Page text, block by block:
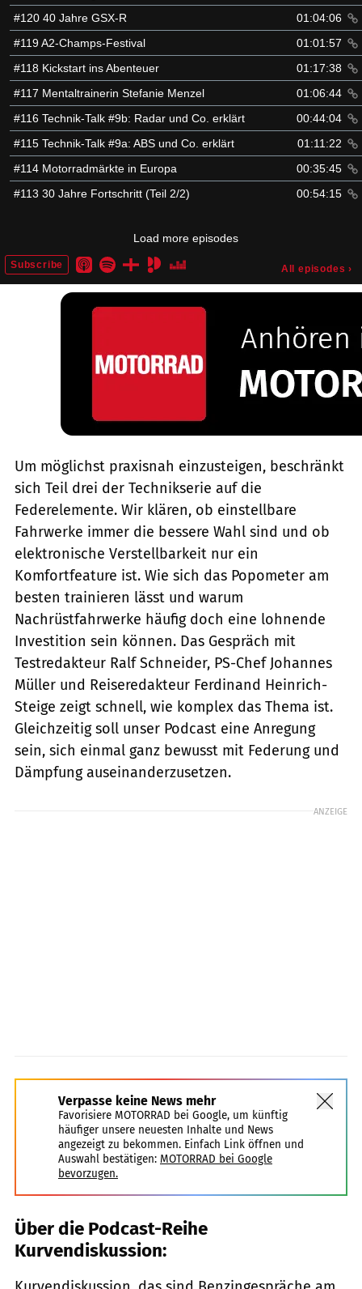
Um möglichst praxisnah einzusteigen, beschränkt
sich Teil drei der Technikserie auf die
Federelemente. Wir klären, ob einstellbare
Fahrwerke immer die bessere Wahl sind und ob
elektronische Verstellbarkeit nur ein
Komfortfeature ist. Wie sich das Popometer am
besten trainieren lässt und warum
Nachrüstfahrwerke häufig doch eine lohnende
Investition sein können. Das Gespräch mit
Testredakteur Ralf Schneider, PS-Chef Johannes
Müller und Reiseredakteur Ferdinand Heinrich-
Steige zeigt schnell, wie komplex das Thema ist.
Gleichzeitig soll unser Podcast eine Anregung
sein, sich einmal ganz bewusst mit Federung und
Dämpfung auseinanderzusetzen.
ANZEIGE
Verpasse keine News mehr
Favorisiere MOTORRAD bei Google, um künftig
häufiger unsere neuesten Inhalte und News
angezeigt zu bekommen. Einfach Link öffnen und
Auswahl bestätigen: MOTORRAD bei Google
bevorzugen.
Über die Podcast-Reihe
Kurvendiskussion: